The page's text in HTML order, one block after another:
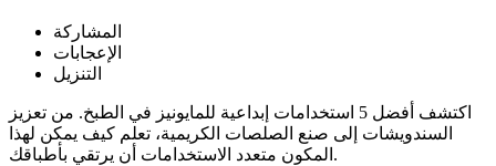
المشاركة
الإعجابات
التنزيل
اكتشف أفضل 5 استخدامات إبداعية للمايونيز في الطبخ. من تعزيز
السندويشات إلى صنع الصلصات الكريمية، تعلم كيف يمكن لهذا
المكون متعدد الاستخدامات أن يرتقي بأطباقك.